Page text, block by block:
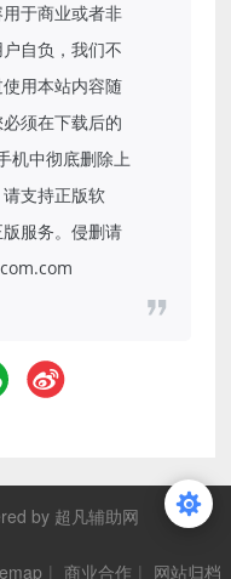
于商业或者非
自负，我们不
用本站内容随
须在下载后的
机中彻底删除上
支持正版软
服务。侵删请
by 超凡辅助网
| 商业合作 | 网站归档